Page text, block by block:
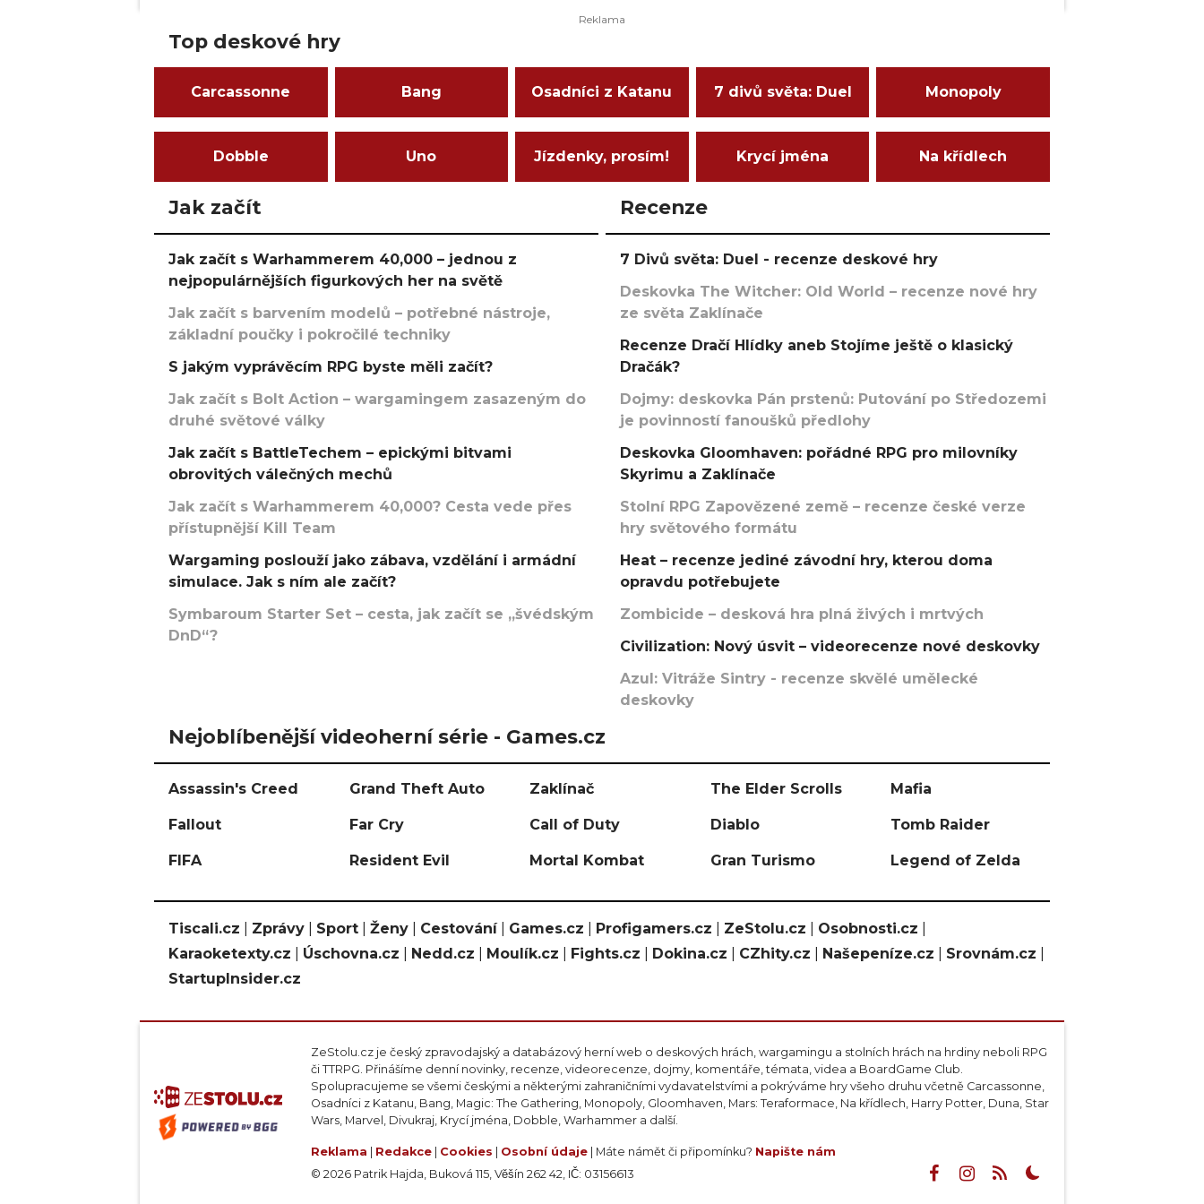
Top deskové hry
Carcassonne Bang Osadníci z Katanu 7 divů světa: Duel Monopoly
Dobble Uno Jízdenky, prosím! Krycí jména Na křídlech
Jak začít
Jak začít s Warhammerem 40,000 – jednou z
nejpopulárnějších figurkových her na světě
Jak začít s barvením modelů – potřebné nástroje,
základní poučky i pokročilé techniky
S jakým vyprávěcím RPG byste měli začít?
Jak začít s Bolt Action – wargamingem zasazeným do
druhé světové války
Jak začít s BattleTechem – epickými bitvami
obrovitých válečných mechů
Jak začít s Warhammerem 40,000? Cesta vede přes
přístupnější Kill Team
Wargaming poslouží jako zábava, vzdělání i armádní
simulace. Jak s ním ale začít?
Symbaroum Starter Set – cesta, jak začít se „švédským
DnD“?
Recenze
7 Divů světa: Duel - recenze deskové hry
Deskovka The Witcher: Old World – recenze nové hry
ze světa Zaklínače
Recenze Dračí Hlídky aneb Stojíme ještě o klasický
Dračák?
Dojmy: deskovka Pán prstenů: Putování po Středozemi
je povinností fanoušků předlohy
Deskovka Gloomhaven: pořádné RPG pro milovníky
Skyrimu a Zaklínače
Stolní RPG Zapovězené země – recenze české verze
hry světového formátu
Heat – recenze jediné závodní hry, kterou doma
opravdu potřebujete
Zombicide – desková hra plná živých i mrtvých
Civilization: Nový úsvit – videorecenze nové deskovky
Azul: Vitráže Sintry - recenze skvělé umělecké
deskovky
Nejoblíbenější videoherní série - Games.cz
Assassin's Creed Grand Theft Auto Zaklínač The Elder Scrolls Mafia
Fallout Far Cry Call of Duty Diablo Tomb Raider
FIFA Resident Evil Mortal Kombat Gran Turismo Legend of Zelda
Tiscali.cz Zprávy Sport Ženy Cestování| Games.cz Profigamers.cz ZeStolu.cz Osobnosti.cz
Karaoketexty.cz
Úschovna.cz Nedd.cz Moulík.cz Fights.cz Dokina.cz CZhity.cz Našepeníze.cz Srovnám.cz
StartupInsider.cz
ZeStolu.cz je český zpravodajský a databázový herní web o deskových hrách, wargamingu a stolních hrách na hrdiny neboli RPG
či TTRPG. Přinášíme denní novinky, recenze, videorecenze, dojmy, komentáře, témata, videa a BoardGame Club.
Spolupracujeme se všemi českými a některými zahraničními vydavatelstvími a pokrýváme hry všeho druhu včetně Carcassonne,
Osadníci z Katanu, Bang, Magic: The Gathering, Monopoly, Gloomhaven, Mars: Teraformace, Na křídlech, Harry Potter, Duna, Star
Wars, Marvel, Divukraj, Krycí jména, Dobble, Warhammer a další.
Reklama Redakce Cookies Osobní údaje | Máte námět či připomínku? Napište nám
© 2026 Patrik Hajda, Buková 115, Věšín 262 42, IČ: 03156613